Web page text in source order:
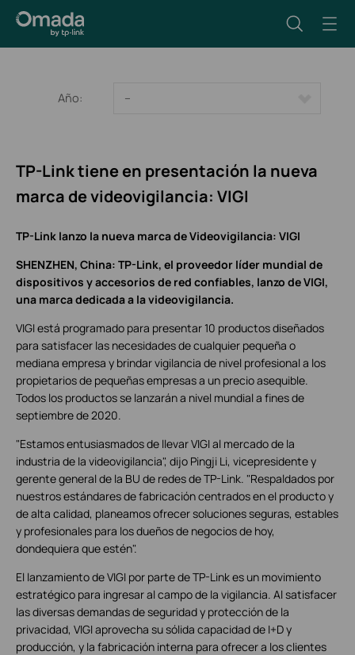
Año: --
TP-Link tiene en presentación la nueva
marca de videovigilancia: VIGI
TP-Link lanzo la nueva marca de Videovigilancia: VIGI
SHENZHEN, China: TP-Link, el proveedor líder mundial de
dispositivos y accesorios de red confiables, lanzo de VIGI,
una marca dedicada a la videovigilancia.
VIGI está programado para presentar 10 productos diseñados
para satisfacer las necesidades de cualquier pequeña o
mediana empresa y brindar vigilancia de nivel profesional a los
propietarios de pequeñas empresas a un precio asequible.
Todos los productos se lanzarán a nivel mundial a fines de
septiembre de 2020.
"Estamos entusiasmados de llevar VIGI al mercado de la
industria de la videovigilancia", dijo Pingji Li, vicepresidente y
gerente general de la BU de redes de TP-Link. "Respaldados por
nuestros estándares de fabricación centrados en el producto y
de alta calidad, planeamos ofrecer soluciones seguras, estables
y profesionales para los dueños de negocios de hoy,
dondequiera que estén".
El lanzamiento de VIGI por parte de TP-Link es un movimiento
estratégico para ingresar al campo de la vigilancia. Al satisfacer
las diversas demandas de seguridad y protección de la
privacidad, VIGI aprovecha su sólida capacidad de I+D y
producción, y la fabricación interna para ofrecer a los clientes